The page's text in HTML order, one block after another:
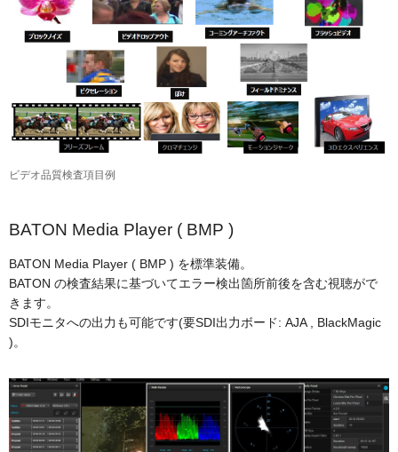
ビデオ品質検査項目例
BATON Media Player ( BMP )
BATON Media Player ( BMP ) を標準装備。
BATON の検査結果に基づいてエラー検出箇所前後を含む視聴がで
きます。
SDIモニタへの出力も可能です(要SDI出力ボード: AJA , BlackMagic
)。